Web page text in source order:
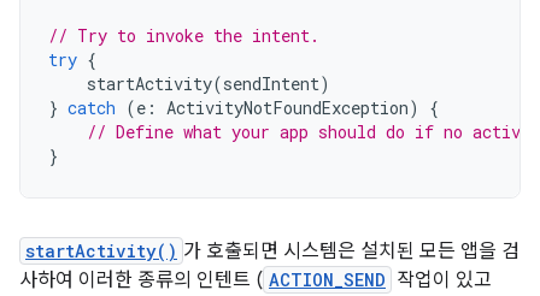
// Try to invoke the intent.
try {
startActivity(sendIntent)
} catch (e : ActivityNotFoundException)
{
// Define what your app should do if no
}
startActivity() 가 호출되면 시스템은 설치된 모든 앱을 검
사하여 이러한 종류의 인텐트 ( ACTION_SEND 작업이 있고